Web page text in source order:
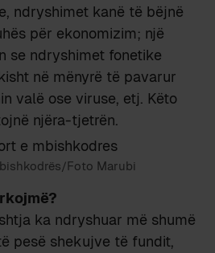
ndryshimet kanë të bëjnë
për ekonomizim; një
se ndryshimet fonetike
në mënyrë të pavarur
valë ose viruse, etj. Këto
njëra-tjetrën.
Foto Marubi
ka ndryshuar më shumë
pesë shekujve të fundit,